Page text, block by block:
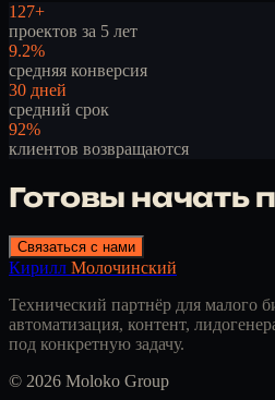
127+
проектов за 5 лет
9.2%
средняя конверсия
30 дней
средний срок
92%
клиентов возвращаются
Готовы начать
Связаться с нами
Кирилл Молочинский
Технический партнёр для малого
автоматизация, контент,
под конкретную задачу.
© 2026 Moloko Group